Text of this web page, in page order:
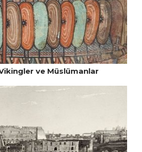
Vikingler ve Müslümanlar